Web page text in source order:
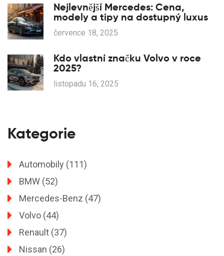
Nejlevnější Mercedes: Cena,
modely a tipy na dostupný luxus
července 18, 2025
Kdo vlastní značku Volvo v roce
2025?
listopadu 16, 2025
Kategorie
Automobily (111)
BMW (52)
Mercedes-Benz (47)
Volvo (44)
Renault (37)
Nissan (26)